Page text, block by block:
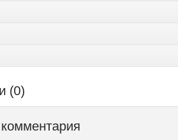
(0)